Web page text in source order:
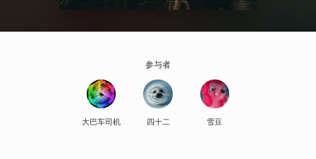
参与者
大巴车司机 四十二 雪豆